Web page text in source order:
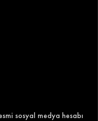
sosyal medya hesabı